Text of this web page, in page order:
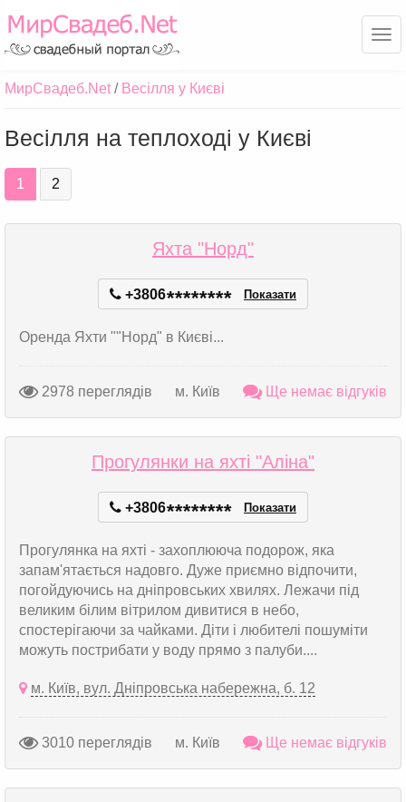
МирСвадеб.Net Весілля у Києві
Весілля на теплоході у Києві
1 2
Яхта "Норд"
+3806******** Показати
Оренда Яхти ""Норд" в Києві...
2978 переглядів м. Київ Ще немає відгуків
Прогулянки на яхті "Аліна"
+3806******** Показати
Прогулянка на яхті - захоплююча подорож, яка
запам'ятається надовго. Дуже приємно відпочити,
погойдуючись на дніпровських хвилях. Лежачи під
великим білим вітрилом дивитися в небо,
спостерігаючи за чайками. Діти і любителі пошуміти
можуть пострибати у воду прямо з палуби....
м. Київ, вул. Дніпровська набережна, б. 12
3010 переглядів м. Київ Ще немає відгуків